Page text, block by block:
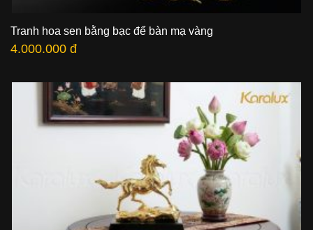
Tranh hoa sen bằng bạc để bàn mạ vàng
4.000.000 đ